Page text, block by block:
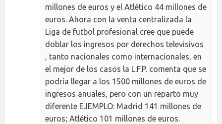
millones de euros y el Atlético 44 millones de
euros. Ahora con la venta centralizada la
Liga de futbol profesional cree que puede
doblar los ingresos por derechos televisivos
, tanto nacionales como internacionales, en
el mejor de los casos la L.F.P. comenta que se
podría llegar a los 1500 millones de euros de
ingresos anuales, pero con un reparto muy
diferente EJEMPLO: Madrid 141 millones de
euros; Atlético 101 millones de euros.